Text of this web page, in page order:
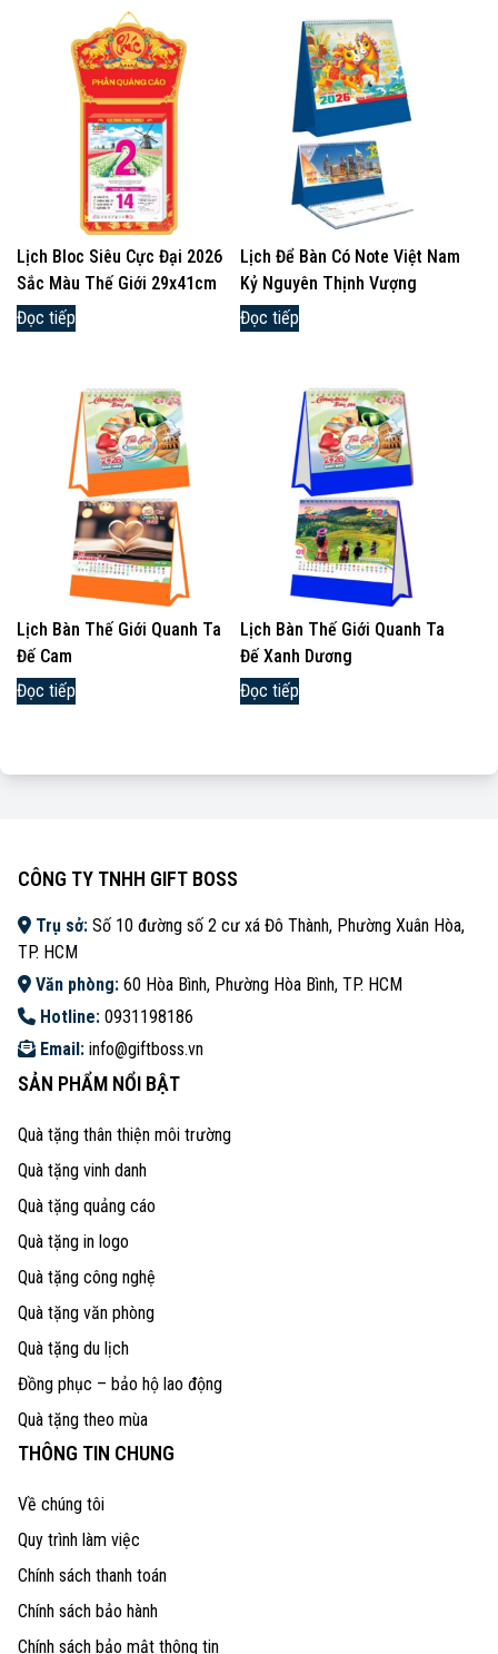
Lịch Bloc Siêu Cực Đại 2026
Sắc Màu Thế Giới 29x41cm
Đọc tiếp
Lịch Để Bàn Có Note Việt Nam
Kỷ Nguyên Thịnh Vượng
Đọc tiếp
Lịch Bàn Thế Giới Quanh Ta
Đế Cam
Đọc tiếp
Lịch Bàn Thế Giới Quanh Ta
Đế Xanh Dương
Đọc tiếp
CÔNG TY TNHH GIFT BOSS
Trụ sở: Số 10 đường số 2 cư xá Đô Thành, Phường Xuân Hòa,
TP. HCM
Văn phòng: 60 Hòa Bình, Phường Hòa Bình, TP. HCM
Hotline: 0931198186
Email: info@giftboss.vn
SẢN PHẨM NỔI BẬT
Quà tặng thân thiện môi trường
Quà tặng vinh danh
Quà tặng quảng cáo
Quà tặng in logo
Quà tặng công nghệ
Quà tặng văn phòng
Quà tặng du lịch
Đồng phục – bảo hộ lao động
Quà tặng theo mùa
THÔNG TIN CHUNG
Về chúng tôi
Quy trình làm việc
Chính sách thanh toán
Chính sách bảo hành
Chính sách bảo mật thông tin